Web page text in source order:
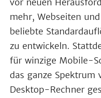
mehr, Webseiten
beliebte
zu entwickeln.
für winzige Mobile-
das ganze Spektrum
Desktop-Rechner